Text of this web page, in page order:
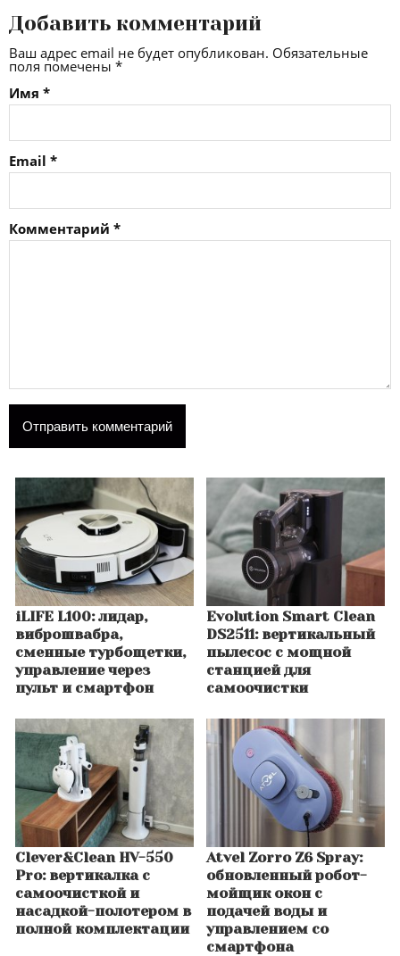
Добавить комментарий
Ваш адрес email не будет опубликован. Обязательные
поля помечены *
Имя *
Email *
Комментарий *
iLIFE L100: лидар,
виброшвабра,
сменные турбощетки,
управление через
пульт и смартфон
Evolution Smart Clean
DS2511: вертикальный
пылесос с мощной
станцией для
самоочистки
Clever&Clean HV-550
Pro: вертикалка с
самоочисткой и
насадкой-полотером в
полной комплектации
Atvel Zorro Z6 Spray:
обновленный робот-
мойщик окон с
подачей воды и
управлением со
смартфона